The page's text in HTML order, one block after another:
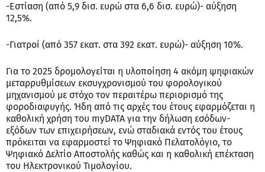
-Εστίαση (από 5,9 δισ. ευρώ στα 6,6 δισ. ευρώ)- αύξηση
12,5%.
-Γιατροί (από 357 εκατ. στα 392 εκατ. ευρώ)- αύξηση 10%.
Για το 2025 δρομολογείται η υλοποίηση 4 ακόμη ψηφιακών
μεταρρυθμίσεων εκσυγχρονισμού του φορολογικού
μηχανισμού με στόχο τον περαιτέρω περιορισμό της
φοροδιαφυγής. Ήδη από τις αρχές του έτους εφαρμόζεται η
καθολική χρήση του myDATA για την δήλωση εσόδων-
εξόδων των επιχειρήσεων, ενώ σταδιακά εντός του έτους
πρόκειται να εφαρμοστεί το Ψηφιακό Πελατολόγιο, το
Ψηφιακό Δελτίο Αποστολής καθώς και η καθολική επέκταση
του Ηλεκτρονικού Τιμολογίου.